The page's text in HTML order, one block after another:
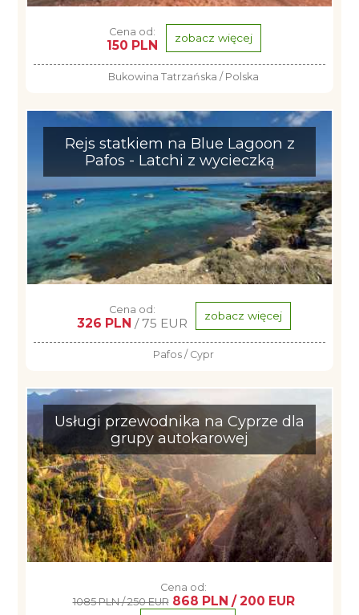
Cena od:
150 PLN zobacz więcej
Bukowina Tatrzańska / Polska
Rejs statkiem na Blue Lagoon z
Pafos - Latchi z wycieczką
Cena od:
326 PLN / 75 EUR zobacz więcej
Pafos / Cypr
Usługi przewodnika na Cyprze dla
grupy autokarowej
Cena od:
1085 PLN / 250 EUR 868 PLN / 200 EUR